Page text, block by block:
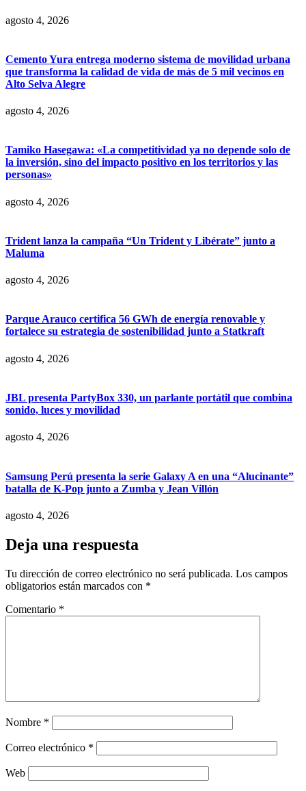
agosto 4, 2026
Cemento Yura entrega moderno sistema de movilidad urbana
que transforma la calidad de vida de más de 5 mil vecinos en
Alto Selva Alegre
agosto 4, 2026
Tamiko Hasegawa: «La competitividad ya no depende solo de
la inversión, sino del impacto positivo en los territorios y las
personas»
agosto 4, 2026
Trident lanza la campaña “Un Trident y Libérate” junto a
Maluma
agosto 4, 2026
Parque Arauco certifica 56 GWh de energía renovable y
fortalece su estrategia de sostenibilidad junto a Statkraft
agosto 4, 2026
JBL presenta PartyBox 330, un parlante portátil que combina
sonido, luces y movilidad
agosto 4, 2026
Samsung Perú presenta la serie Galaxy A en una “Alucinante”
batalla de K-Pop junto a Zumba y Jean Villón
agosto 4, 2026
Deja una respuesta
Tu dirección de correo electrónico no será publicada. Los campos
obligatorios están marcados con *
Comentario *
Nombre *
Correo electrónico *
Web